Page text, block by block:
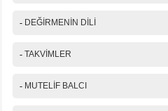
- DEĞİRMENİN DİLİ
- TAKVİMLER
- MUTELİF BALCI